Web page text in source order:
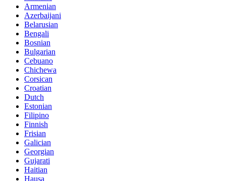
Armenian
Azerbaijani
Belarusian
Bengali
Bosnian
Bulgarian
Cebuano
Chichewa
Corsican
Croatian
Dutch
Estonian
Filipino
Finnish
Frisian
Galician
Georgian
Gujarati
Haitian
Hausa